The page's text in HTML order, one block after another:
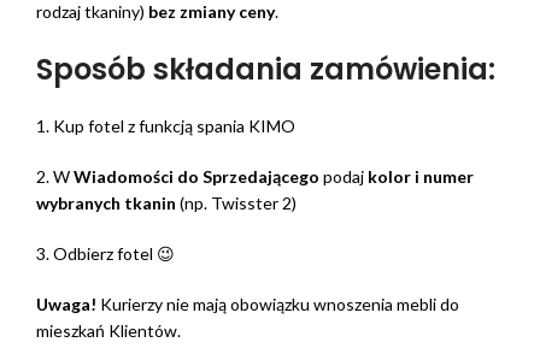
rodzaj tkaniny) bez zmiany ceny.
Sposób składania zamówienia:
1. Kup fotel z funkcją spania KIMO
2. WWiadomości do Sprzedającego podaj kolor i numer
wybranych tkanin (np. Twisster 2)
3. Odbierz fotel 😉
Uwaga! Kurierzy nie mają obowiązku wnoszenia mebli do
mieszkań Klientów.